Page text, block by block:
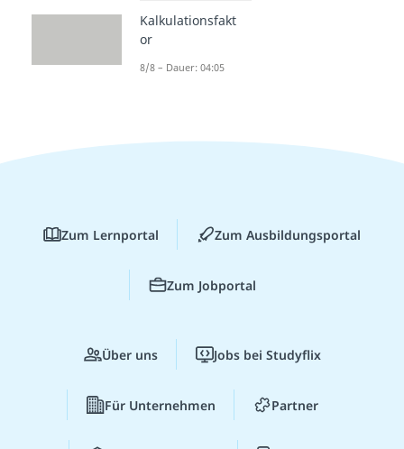
Kalkulationsfakt
or
8/8 – Dauer: 04:05
Zum Lernportal Zum Ausbildungsportal
Zum Jobportal
Über uns Jobs bei Studyflix
Für Unternehmen Partner